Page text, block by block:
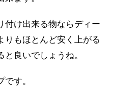
付け出来る物ならディー
りもほとんど安く上がる
良いでしょうね。
す。